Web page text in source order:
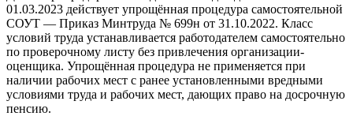
01.03.2023 действует упрощённая процедура самостоятельной
СОУТ — Приказ Минтруда № 699н от 31.10.2022. Класс
условий труда устанавливается работодателем самостоятельно
по проверочному листу без привлечения организации-
оценщика. Упрощённая процедура не применяется при
наличии рабочих мест с ранее установленными вредными
условиями труда и рабочих мест, дающих право на досрочную
пенсию.